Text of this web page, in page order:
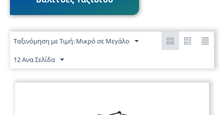
Ταξινόμηση με Τιμή: Μικρό σε Μεγάλο
12 Ανα Σελίδα